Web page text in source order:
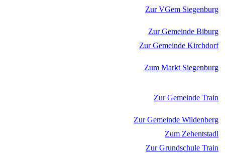
Zur VGem Siegenburg
Zur Gemeinde Biburg
Zur Gemeinde Kirchdorf
Zum Markt Siegenburg
Zur Gemeinde Train
Zur Gemeinde Wildenberg
Zum Zehentstadl
Zur Grundschule Train